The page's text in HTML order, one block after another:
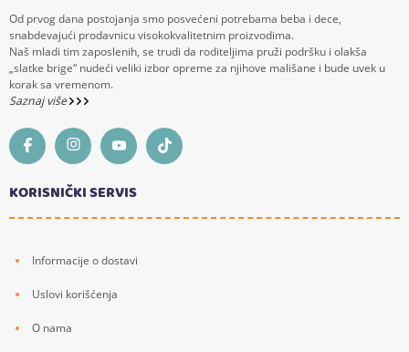
Od prvog dana postojanja smo posvećeni potrebama beba i dece,
snabdevajući prodavnicu visokokvalitetnim proizvodima.
Naš mladi tim zaposlenih, se trudi da roditeljima pruži podršku i olakša
„slatke brige“ nudeći veliki izbor opreme za njihove mališane i bude uvek u
korak sa vremenom.
Saznaj više
KORISNIČKI SERVIS
Informacije o dostavi
Uslovi korišćenja
O nama